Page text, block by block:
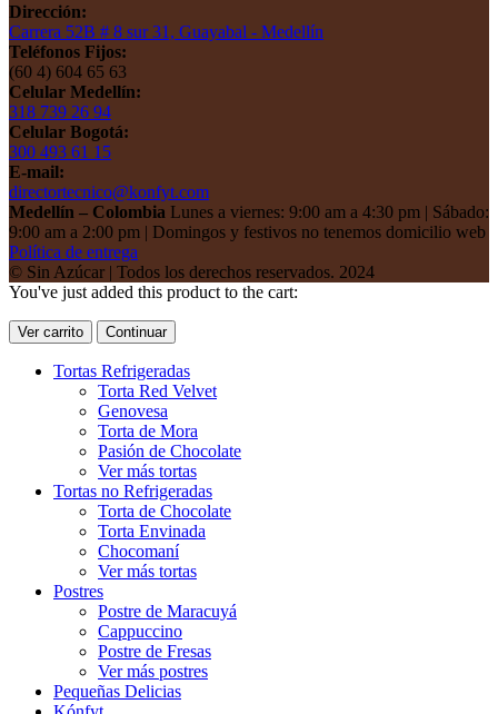
Dirección:
Carrera 52B # 8 sur 31, Guayabal - Medellín
Teléfonos Fijos:
(60 4) 604 65 63
Celular Medellín:
318 739 26 94
Celular Bogotá:
300 493 61 15
E-mail:
directortecnico@konfyt.com
Medellín – Colombia Lunes a viernes: 9:00 am a 4:30 pm | Sábado:
9:00 am a 2:00 pm | Domingos y festivos no tenemos domicilio web
Política de entrega
© Sin Azúcar | Todos los derechos reservados. 2024
You've just added this product to the cart:
Ver carrito Continuar
Tortas Refrigeradas
Torta Red Velvet
Genovesa
Torta de Mora
Pasión de Chocolate
Ver más tortas
Tortas no Refrigeradas
Torta de Chocolate
Torta Envinada
Chocomaní
Ver más tortas
Postres
Postre de Maracuyá
Cappuccino
Postre de Fresas
Ver más postres
Pequeñas Delicias